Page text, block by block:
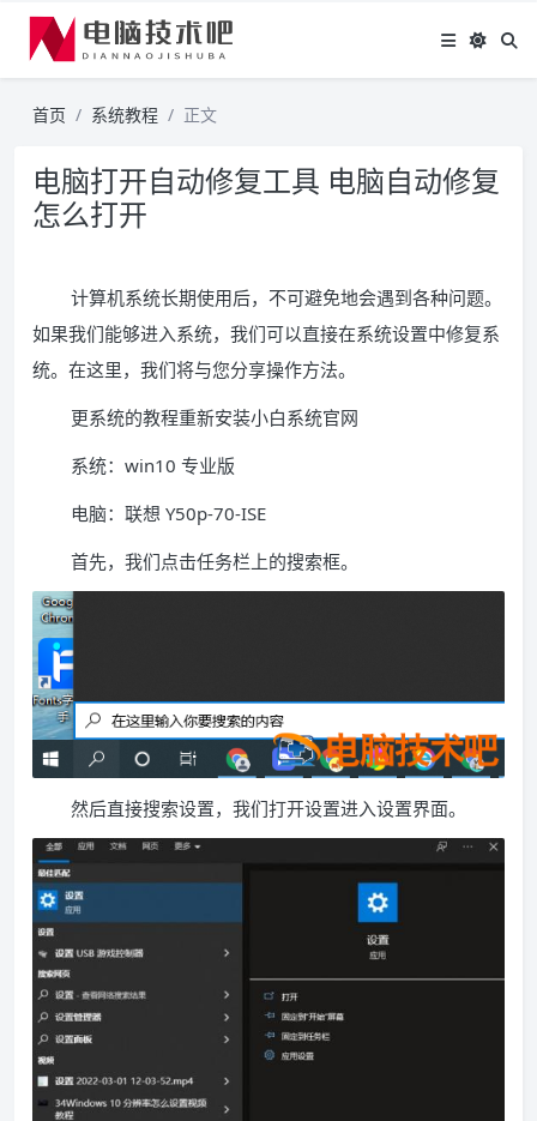
首页 系统教程 正文
电脑打开自动修复工具 电脑自动修复
怎么打开
计算机系统长期使用后，不可避免地会遇到各种问题。
如果我们能够进入系统，我们可以直接在系统设置中修复系
统。在这里，我们将与您分享操作方法。
更系统的教程重新安装小白系统官网
系统：win10 专业版
电脑：联想 Y50p-70-ISE
首先，我们点击任务栏上的搜索框。
然后直接搜索设置，我们打开设置进入设置界面。